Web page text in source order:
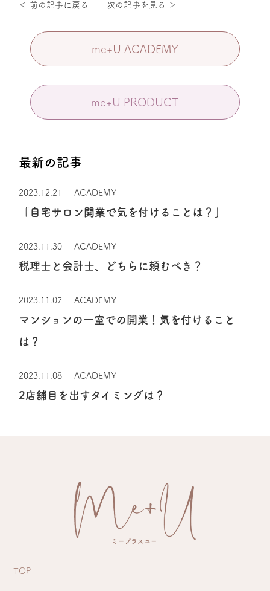
＜ 前の記事に戻る 次の記事を見る ＞
me+U ACADEMY
me+U PRODUCT
最新の記事
2023.12.21 ACADEMY
「自宅サロン開業で気を付けることは？」
2023.11.30 ACADEMY
税理士と会計士、どちらに頼むべき？
2023.11.07 ACADEMY
マンションの一室での開業！気を付けること
は？
2023.11.08 ACADEMY
2店舗目を出すタイミングは？
TOP